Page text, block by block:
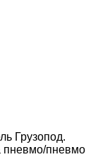
Грузопод.
пневмо/пневмо